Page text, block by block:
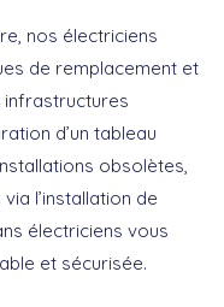
nos électriciens
de remplacement et
infrastructures
d’un tableau
obsolètes
l’installation de
électriciens vous
et sécurisée.